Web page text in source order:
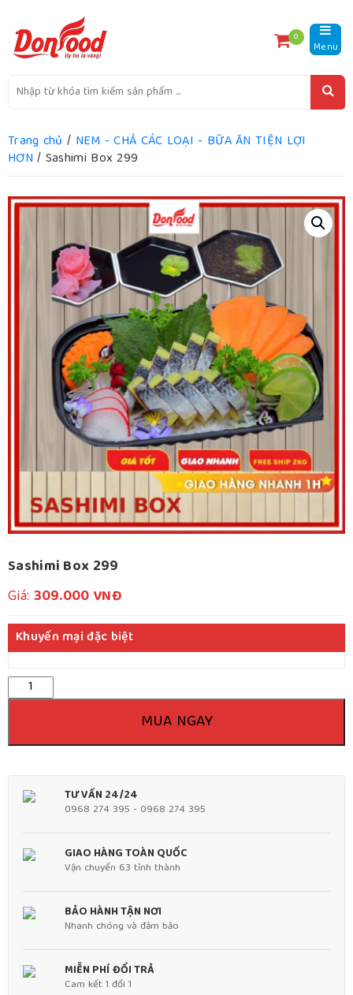
0
Menu
Trang chủ / NEM - CHẢ CÁC LOẠI - BỮA ĂN TIỆN LỢI
HƠN / Sashimi Box 299
Sashimi Box 299
Giá: 309.000VNĐ
Khuyến mại đặc biệt
Số
lượng
MUA NGAY
TƯ VẤN 24/24
0968 274 395 - 0968 274 395
GIAO HÀNG TOÀN QUỐC
Vận chuyển 63 tỉnh thành
BẢO HÀNH TẬN NƠI
Nhanh chóng và đảm bảo
MIỄN PHÍ ĐỔI TRẢ
Cam kết 1 đổi 1